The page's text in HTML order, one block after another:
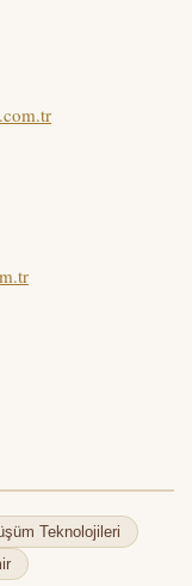
Teknolojileri